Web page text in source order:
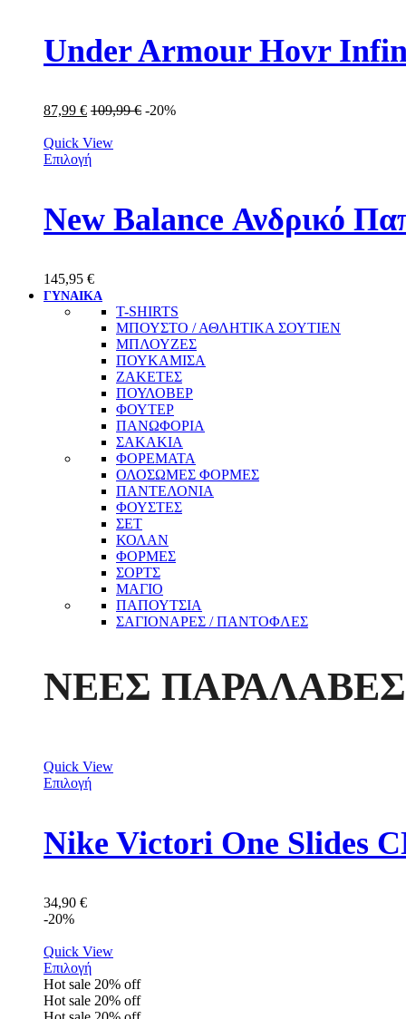
Under Armour Hovr
87,99 € 109,99€ -20%
Quick View
Επιλογή
New Balance Ανδρικό
145,95 €
ΓΥΝΑΙΚΑ
T-SHIRTS
ΜΠΟΥΣΤΟ / ΑΘΛΗΤΙΚΑ ΣΟΥΤΙΕΝ
ΜΠΛΟΥΖΕΣ
ΠΟΥΚΑΜΙΣΑ
ΖΑΚΕΤΕΣ
ΠΟΥΛΟΒΕΡ
ΦΟΥΤΕΡ
ΠΑΝΩΦΟΡΙΑ
ΣΑΚΑΚΙΑ
ΦΟΡΕΜΑΤΑ
ΟΛΟΣΩΜΕΣ ΦΟΡΜΕΣ
ΠΑΝΤΕΛΟΝΙΑ
ΦΟΥΣΤΕΣ
ΣΕΤ
ΚΟΛΑΝ
ΦΟΡΜΕΣ
ΣΟΡΤΣ
ΜΑΓΙΟ
ΠΑΠΟΥΤΣΙΑ
ΣΑΓΙΟΝΑΡΕΣ / ΠΑΝΤΟΦΛΕΣ
ΝΕΕΣ ΠΑΡΑΛΑΒΕΣ
Quick View
Επιλογή
Nike Victori One Slides
34,90 €
-20%
Quick View
Επιλογή
Hot sale 20% off
Hot sale 20% off